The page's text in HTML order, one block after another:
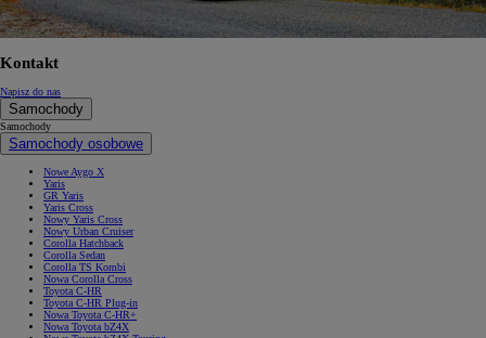
Kontakt
Napisz do nas
Samochody
Samochody
Samochody osobowe
Nowe Aygo X
Yaris
GR Yaris
Yaris Cross
Nowy Yaris Cross
Nowy Urban Cruiser
Corolla Hatchback
Corolla Sedan
Corolla TS Kombi
Nowa Corolla Cross
Toyota C-HR
Toyota C-HR Plug-in
Nowa Toyota C-HR+
Nowa Toyota bZ4X